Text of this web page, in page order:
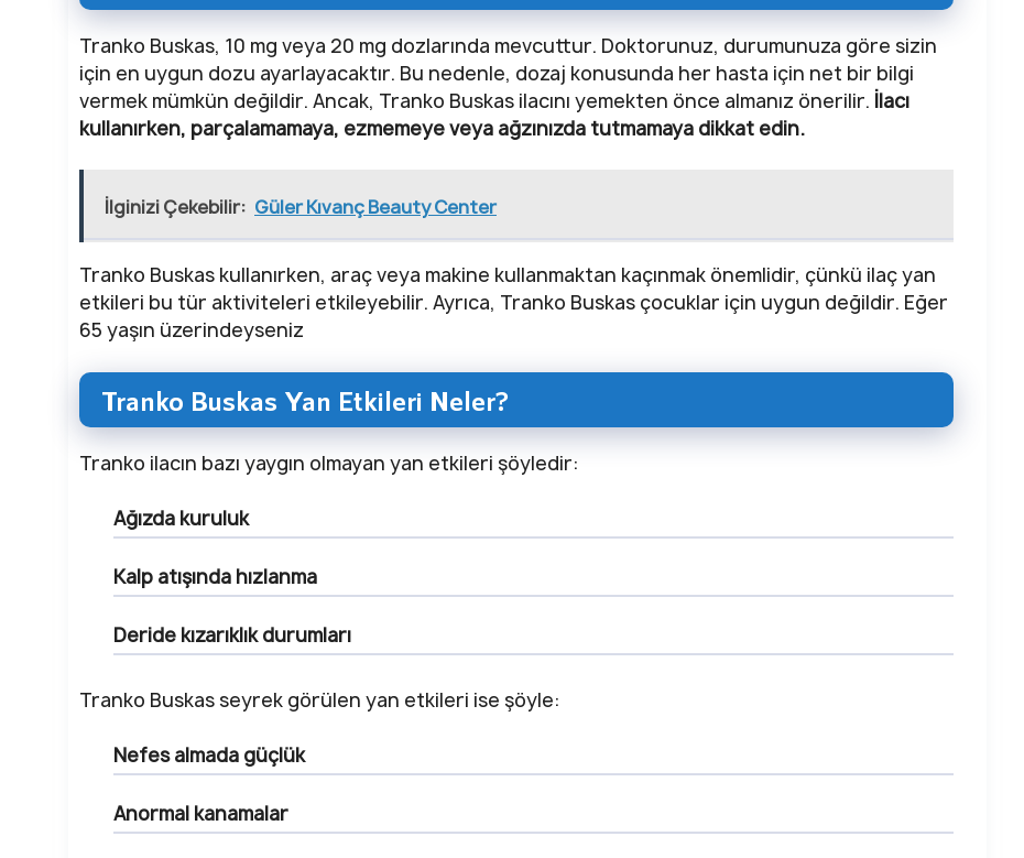
Tranko Buskas, 10 mg veya 20 mg dozlarında mevcuttur. Doktorunuz, durumunuza göre sizin
için en uygun dozu ayarlayacaktır. Bu nedenle, dozaj konusunda her hasta için net bir bilgi
vermek mümkün değildir. Ancak, Tranko Buskas ilacını yemekten önce almanız önerilir. İlacı
kullanırken, parçalamamaya, ezmemeye veya ağzınızda tutmamaya dikkat edin.
İlginizi Çekebilir: Güler Kıvanç Beauty Center
Tranko Buskas kullanırken, araç veya makine kullanmaktan kaçınmak önemlidir, çünkü ilaç yan
etkileri bu tür aktiviteleri etkileyebilir. Ayrıca, Tranko Buskas çocuklar için uygun değildir. Eğer
65 yaşın üzerindeyseniz
Tranko Buskas Yan Etkileri Neler?
Tranko ilacın bazı yaygın olmayan yan etkileri şöyledir:
Ağızda kuruluk
Kalp atışında hızlanma
Deride kızarıklık durumları
Tranko Buskas seyrek görülen yan etkileri ise şöyle:
Nefes almada güçlük
Anormal kanamalar